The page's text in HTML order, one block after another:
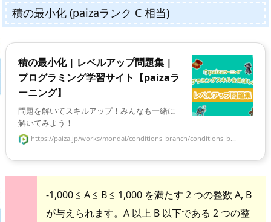
積の最小化 (paizaランク C 相当)
積の最小化 | レベルアップ問題集 |
プログラミング学習サイト【paizaラ
ーニング】
問題を解いてスキルアップ！みんなも一緒に
解いてみよう！
https://paiza.jp/works/mondai/conditions_branch/conditions_b...
-1,000 ≦ A ≦ B ≦ 1,000 を満たす 2 つの整数 A, B
が与えられます。A 以上 B 以下である 2 つの整